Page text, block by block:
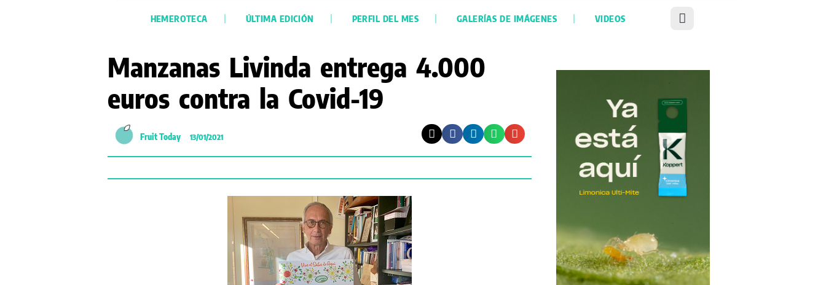
HEMEROTECA ÚLTIMA EDICIÓN PERFIL DEL MES GALERÍAS DE IMÁGENES VIDEOS
Manzanas Livinda entrega 4.000
euros contra la Covid-19
Fruit Today 13/01/2021